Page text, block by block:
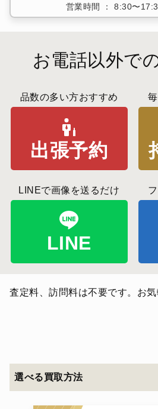
営業時間 ： 8:30〜
お電話以外で
品数の多い方おすすめ
出張予約
LINEで画像を送るだけ
LINE
査定料、訪問料は不要です。お気
選べる買取方法